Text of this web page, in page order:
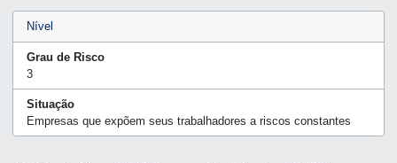
Nível
Grau de Risco
3
Situação
Empresas que expõem seus trabalhadores a riscos constantes